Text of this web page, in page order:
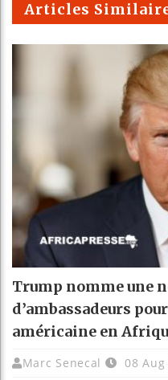
Articles
Trump nomme une
d’ambassadeurs
américaine en
Marc Senecal 08 Aug